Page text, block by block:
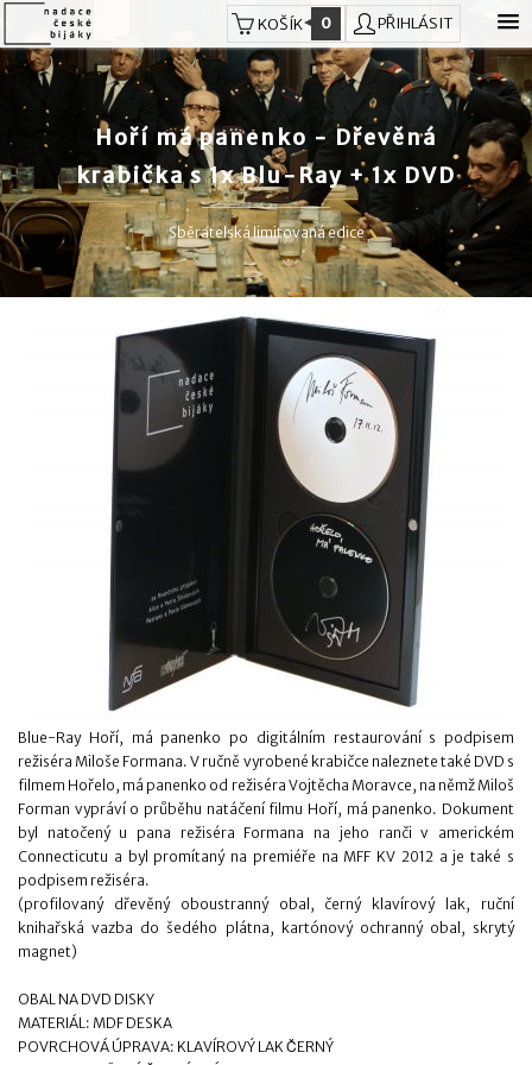
PŘIHLÁSIT
KOŠÍK 0
Hoří má panenko - Dřevěná
krabička s 1x Blu-Ray + 1x DVD
Sběratelská limitovaná edice
Blue-Ray Hoří, má panenko po digitálním restaurování s podpisem
režiséra Miloše Formana. V ručně vyrobené krabičce naleznete také DVD s
filmem Hořelo, má panenko od režiséra Vojtěcha Moravce, na němž Miloš
Forman vypráví o průběhu natáčení filmu Hoří, má panenko. Dokument
byl natočený u pana režiséra Formana na jeho ranči v americkém
Connecticutu a byl promítaný na premiéře na MFF KV 2012 a je také s
podpisem režiséra.
(profilovaný dřevěný oboustranný obal, černý klavírový lak, ruční
knihařská vazba do šedého plátna, kartónový ochranný obal, skrytý
magnet)
OBAL NA DVD DISKY
MATERIÁL: MDF DESKA
POVRCHOVÁ ÚPRAVA: KLAVÍROVÝ LAK ČERNÝ